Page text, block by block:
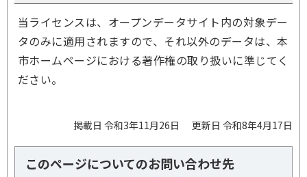
当ライセンスは、オープンデータサイト内の対象デー
タのみに適用されますので、それ以外のデータは、本
市ホームページにおける著作権の取り扱いに準じてく
ださい。
掲載日 令和3年11月26日 更新日 令和8年4月17日
このページについてのお問い合わせ先